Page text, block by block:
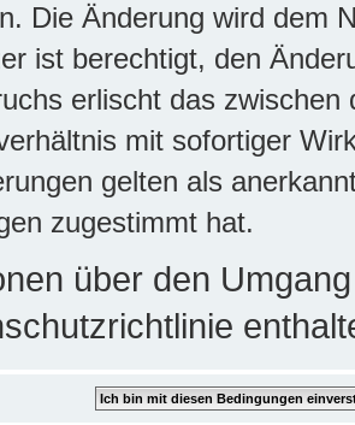
Die Änderung wird dem
ist berechtigt, den
erlischt das
mit sofortiger
gelten als
zugestimmt hat.
über den